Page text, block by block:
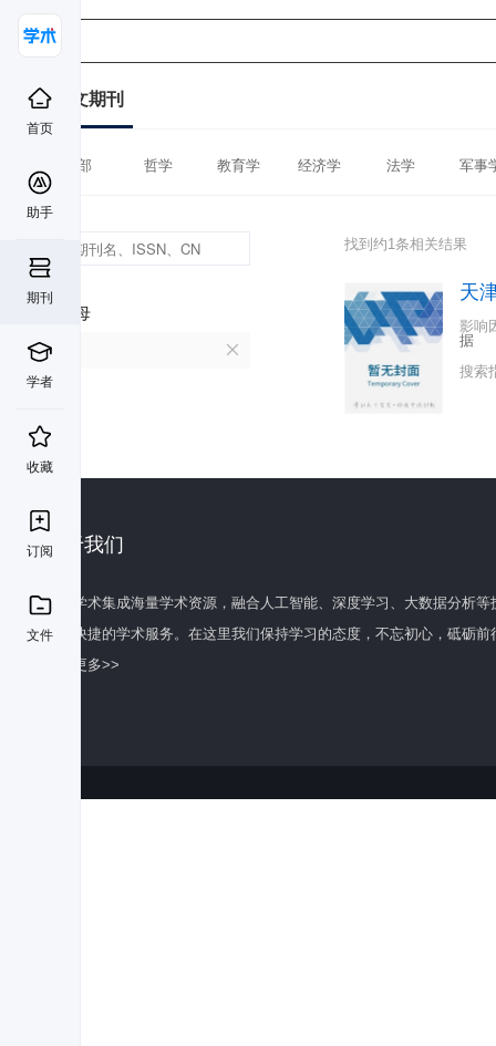
首页
助手
期刊
学者
收藏
订阅
文件
中文期刊
全部 哲学 教育学 经济学 法学 军事
首字母
T
找到约1条相关结果
天
影响
据
搜索
关于我们
百度学术集成海量学术资源，融合人工智能、深度学习、大数据分析
全面快捷的学术服务。在这里我们保持学习的态度，不忘初心，砥砺前
了解更多>>